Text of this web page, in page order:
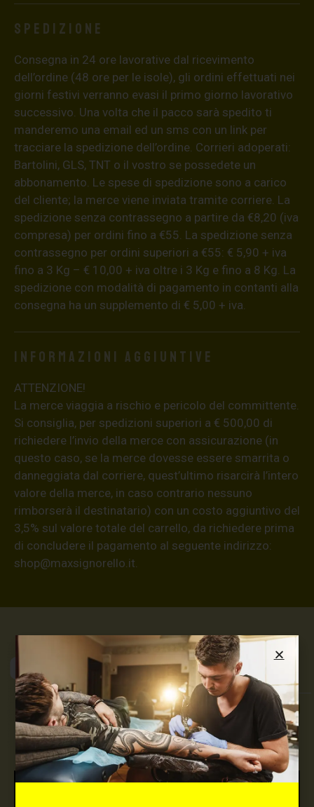
Spedizione
Consegna in 24 ore lavorative dal ricevimento
dell’ordine (48 ore per le isole), gli ordini effettuati nei
giorni festivi verranno evasi il primo giorno lavorativo
successivo. Una volta che il pacco sarà spedito ti
manderemo una email ed un sms con un link per
tracciare la spedizione dell’ordine. Corrieri adoperati:
Bartolini, GLS, TNT o il vostro se possedete un
abbonamento. Le spese di spedizione sono a carico
del cliente; la merce viene inviata tramite corriere. La
spedizione senza contrassegno a partire da €8,20 (iva
compresa) per ordini fino a €55. La spedizione senza
contrassegno per ordini superiori a €55: € 5,90 + iva
fino a 3 Kg – € 10,00 + iva oltre i 3 Kg e fino a 8 Kg. La
spedizione con modalità di pagamento in contanti alla
consegna ha un supplemento di € 5,00 + iva.
Informazioni aggiuntive
ATTENZIONE!
La merce viaggia a rischio e pericolo del committente.
Si consiglia, per spedizioni superiori a € 500,00 di
richiedere l’invio della merce con assicurazione (in
questo caso, se la merce dovesse essere smarrita o
danneggiata dal corriere, quest’ultimo risarcirà l’intero
valore della merce, in caso contrario nessuno
rimborserà il destinatario) con un costo aggiuntivo del
3,5% sul valore totale del carrello, da richiedere prima
di concludere il pagamento al seguente indirizzo:
shop@maxsignorello.it
Max Signorello
Tattoo Supply
TUTTO PER IL TUO
TATTOO STUDIO